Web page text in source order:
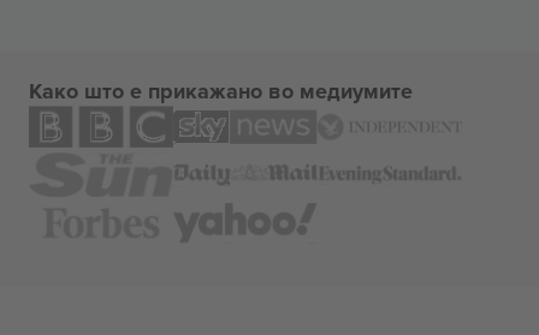
Како што е прикажано во медиумите